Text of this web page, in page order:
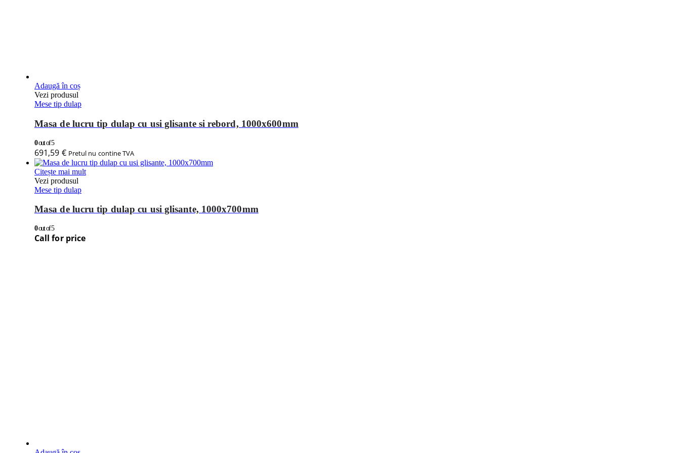
Adaugă în coș
Vezi produsul
Mese tip dulap
Masa de lucru tip dulap cu usi glisante si rebord, 1000x600mm
0out of 5
691,59 € Pretul nu contine TVA
Citește mai mult
Vezi produsul
Mese tip dulap
Masa de lucru tip dulap cu usi glisante, 1000x700mm
0out of 5
Call for price